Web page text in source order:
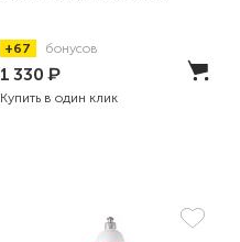
+67 бонусов
1 330₽
Купить в один клик